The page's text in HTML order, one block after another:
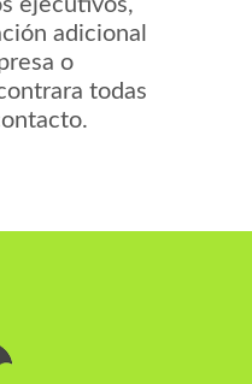
ejecutivos,
adicional
o
todas